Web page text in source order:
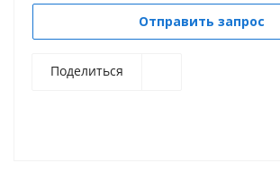
Отправить запрос
Поделиться